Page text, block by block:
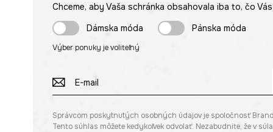
Chceme, aby Vaša schránka obsahovala iba to, čo
Dámska móda
Pánska móda
Výber ponuky je voliteľný
Správcom poskytnutých osobných údajov je spoločnosť
Tento súhlas môžete kedykoľvek odvolať. Nezabudnite, že v